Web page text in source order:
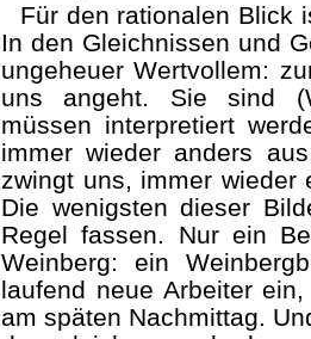
Für den rationalen Blick
In den Gleichnissen und
ungeheuer Wertvollem:
uns angeht. Sie sind
müssen interpretiert
immer wieder anders
zwingt uns, immer wieder
Die wenigsten dieser
Regel fassen. Nur ein
Weinberg: ein
laufend neue Arbeiter
am späten Nachmittag.